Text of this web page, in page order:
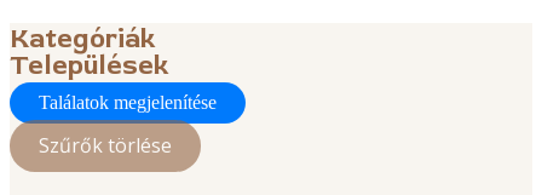
Kategóriák
Települések
Találatok megjelenítése
Szűrők törlése